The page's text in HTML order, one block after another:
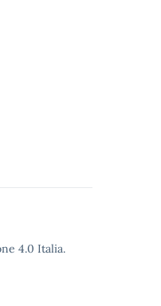
4.0 Italia.